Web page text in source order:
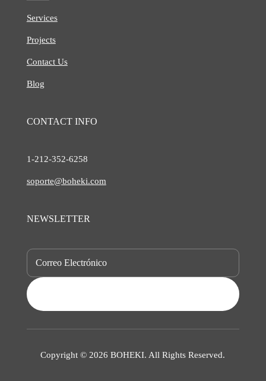
Services
Projects
Contact Us
Blog
CONTACT INFO
1-212-352-6258
soporte@boheki.com
NEWSLETTER
Copyright © 2026 BOHEKI. All Rights Reserved.